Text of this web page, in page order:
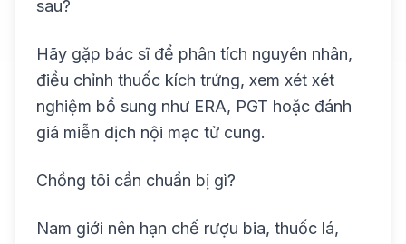
sau?
Hãy gặp bác sĩ để phân tích nguyên nhân,
điều chỉnh thuốc kích trứng, xem xét xét
nghiệm bổ sung như ERA, PGT hoặc đánh
giá miễn dịch nội mạc tử cung.
Chồng tôi cần chuẩn bị gì?
Nam giới nên hạn chế rượu bia, thuốc lá,